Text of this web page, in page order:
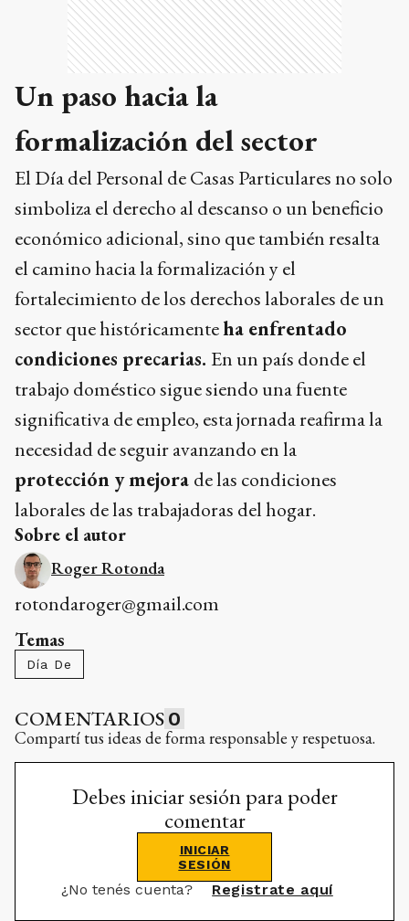
Un paso hacia la
formalización del sector
El Día del Personal de Casas Particulares no solo
simboliza el derecho al descanso o un beneficio
económico adicional, sino que también resalta
el camino hacia la formalización y el
fortalecimiento de los derechos laborales de un
sector que históricamenteha enfrentado
condiciones precarias. En un país donde el
trabajo doméstico sigue siendo una fuente
significativa de empleo, esta jornada reafirma la
necesidad de seguir avanzando en la
protección y mejora de las condiciones
laborales de las trabajadoras del hogar.
Sobre el autor
Roger Rotonda
rotondaroger@gmail.com
Temas
Día De
COMENTARIOS 0
Compartí tus ideas de forma responsable y respetuosa.
Debes iniciar sesión para poder
comentar
INICIAR
SESIÓN
¿No tenés cuenta? Registrate aquí